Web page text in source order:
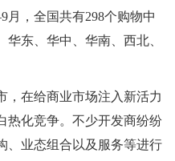
月，全国共有298个购物中
东、华中、华南、西北、
，在给商业市场注入新活力
热化竞争。不少开发商纷纷
、业态组合以及服务等进行